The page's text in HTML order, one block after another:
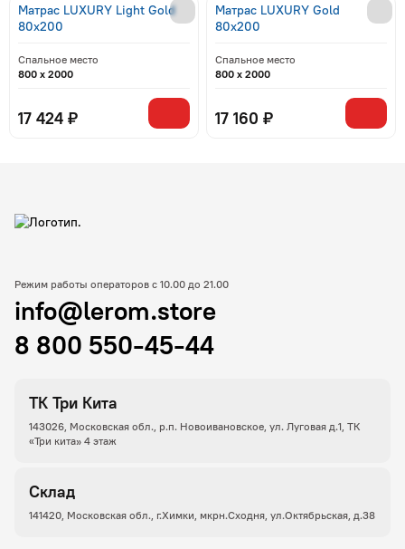
Матрас LUXURY Light Gold
80x200
Спальное место
800 x 2000
17 424 ₽
Матрас LUXURY Gold
80x200
Спальное место
800 x 2000
17 160 ₽
ТК Три Кита
143026, Московская обл., р.п. Новоивановское, ул. Луговая д.1, ТК
«Три кита» 4 этаж
Склад
141420, Московская обл., г.Химки, мкрн.Сходня, ул.Октябрьская, д.38
Режим работы операторов с 10.00 до 21.00
info@lerom.store
8 800 550-45-44